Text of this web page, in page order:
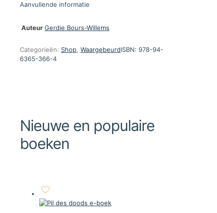
Aanvullende informatie
Auteur Gerdie Bours-Willems
Categorieën: Shop WaargebeurdISBN: 978-94-
6365-366-4
Nieuwe en populaire
boeken